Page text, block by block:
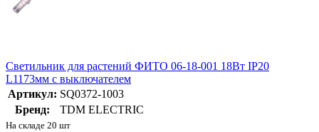
Светильник для растений ФИТО 06-18-001 18Вт IP20
L1173мм с выключателем
Артикул: SQ0372-1003
Бренд:
TDM ELECTRIC
На складе 20 шт